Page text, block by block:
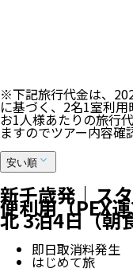
※下記旅行代金は、
に基づく、2名1室利用
お1人様あたりの旅行
ますのでツアー内容
安い順
新千歳発｜ス
便利用（PEX
北 3泊4日（朝
即日取消料発生
はじめて旅